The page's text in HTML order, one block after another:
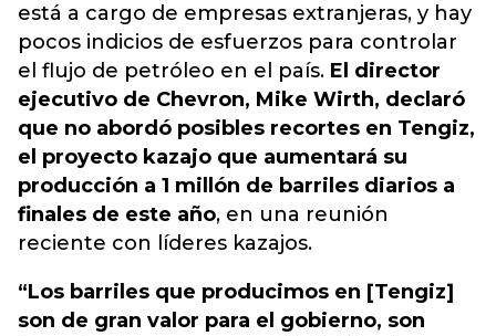
está a cargo de empresas extranjeras, y hay
pocos indicios de esfuerzos para controlar
el flujo de petróleo en el país. El director
ejecutivo de Chevron, Mike Wirth, declaró
que no abordó posibles recortes en Tengiz,
el proyecto kazajo que aumentará su
producción a 1 millón de barriles diarios a
finales de este año, en una reunión
reciente con líderes kazajos.
“Los barriles que producimos en [Tengiz]
son ​​de gran valor para el gobierno, son